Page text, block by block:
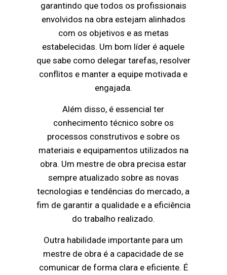
garantindo que todos os profissionais
envolvidos na obra estejam alinhados
com os objetivos e as metas
estabelecidas. Um bom líder é aquele
que sabe como delegar tarefas, resolver
conflitos e manter a equipe motivada e
engajada.
Além disso, é essencial ter
conhecimento técnico sobre os
processos construtivos e sobre os
materiais e equipamentos utilizados na
obra. Um mestre de obra precisa estar
sempre atualizado sobre as novas
tecnologias e tendências do mercado, a
fim de garantir a qualidade e a eficiência
do trabalho realizado.
Outra habilidade importante para um
mestre de obra é a capacidade de se
comunicar de forma clara e eficiente. É